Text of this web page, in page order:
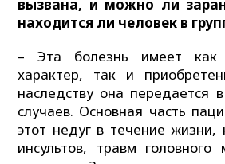
вызвана, и можно ли
находится ли человек в
– Эта болезнь имеет как
характер, так и
наследству она передается
случаев. Основная часть
этот недуг в течение жизни,
инсультов, травм